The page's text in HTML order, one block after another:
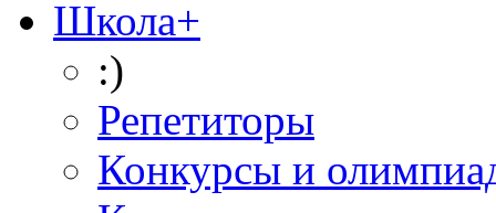
Школа+
:)
Репетиторы
Конкурсы и